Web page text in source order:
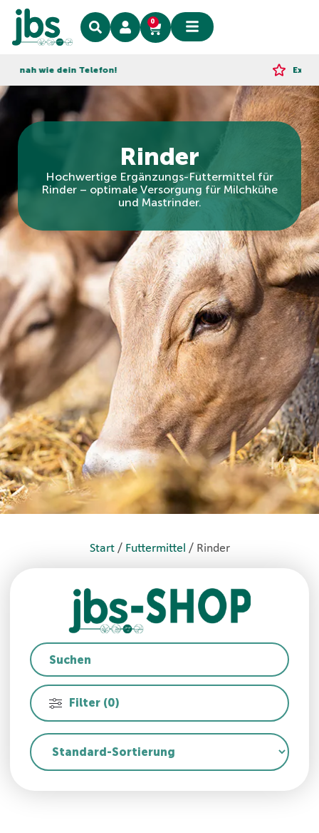
0
wie dein Telefon! Express-
Rinder
Hochwertige Ergänzungs-Futtermittel für
Rinder – optimale Versorgung für Milchkühe
und Mastrinder.
Start/ Futtermittel / Rinder
Filter (0)